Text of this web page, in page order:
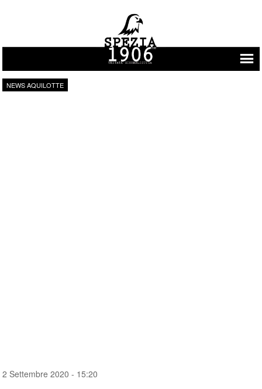
Vai al contenuto
NEWS AQUILOTTE
2 Settembre 2020 - 15:20